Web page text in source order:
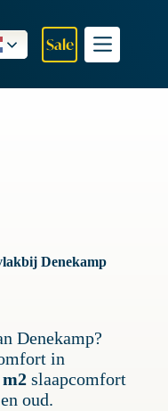
Sale
Denekamp
Denekamp?
in
m2slaapcomfort
oud.